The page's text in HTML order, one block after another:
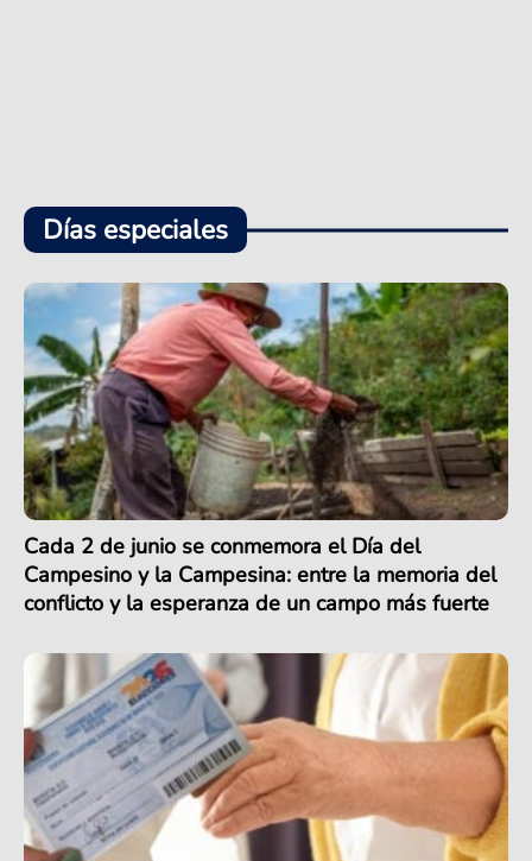
Días especiales
Cada 2 de junio se conmemora el Día del
Campesino y la Campesina: entre la memoria del
conflicto y la esperanza de un campo más fuerte